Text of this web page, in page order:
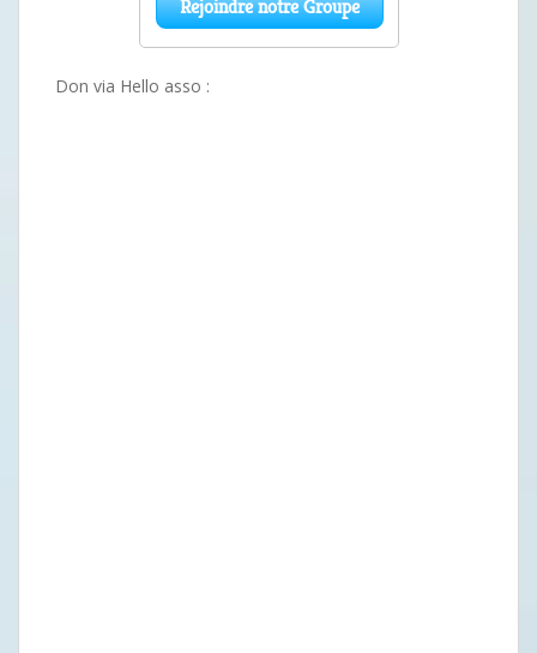
Don via Hello asso :